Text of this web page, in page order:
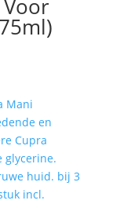
Mani
en
Cupra
glycerine.
huid. bij 3
incl.